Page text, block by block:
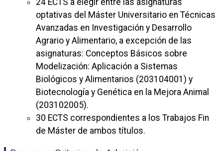
24 ECTS a elegir entre las asignaturas
optativas del Máster Universitario en Técnicas
Avanzadas en Investigación y Desarrollo
Agrario y Alimentario, a excepción de las
asignaturas: Conceptos Básicos sobre
Modelización: Aplicación a Sistemas
Biológicos y Alimentarios (203104001) y
Biotecnología y Genética en la Mejora Animal
(203102005).
30 ECTS correspondientes a los Trabajos Fin
de Máster de ambos títulos.